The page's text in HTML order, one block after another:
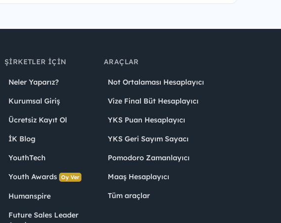
ŞIRKETLER İÇIN
Neler Yaparız?
Kurumsal Giriş
Ücretsiz Kayıt Ol
İK Blog
YouthTech
Youth Awards Oy Ver
Humanspire
Future Sales Leader
ARAÇLAR
Not Ortalaması Hesaplayıcı
Vize Final Büt Hesaplayıcı
YKS Puan Hesaplayıcı
YKS Geri Sayım Sayacı
Pomodoro Zamanlayıcı
Maaş Hesaplayıcı
Tüm araçlar